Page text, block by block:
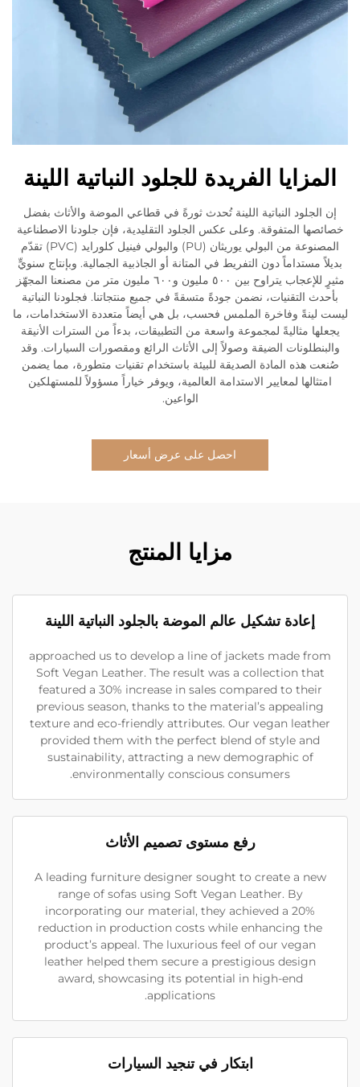
المزايا الفريدة للجلود النباتية اللينة
إن الجلود النباتية اللينة تُحدث ثورةً في قطاعي الموضة والأثاث بفضل
خصائصها المتفوقة. وعلى عكس الجلود التقليدية، فإن جلودنا الاصطناعية
المصنوعة من البولي يوريثان (PU) والبولي فينيل كلورايد (PVC) تقدّم
بديلاً مستداماً دون التفريط في المتانة أو الجاذبية الجمالية. وبإنتاج سنويٍّ
مثيرٍ للإعجاب يتراوح بين ٥٠٠ مليون و٦٠٠ مليون متر من مصنعنا المجهّز
بأحدث التقنيات، نضمن جودةً متسقةً في جميع منتجاتنا. فجلودنا النباتية
ليست لينةً وفاخرة الملمس فحسب، بل هي أيضاً متعددة الاستخدامات، ما
يجعلها مثاليةً لمجموعة واسعة من التطبيقات، بدءاً من السترات الأنيقة
والبنطلونات الضيقة وصولاً إلى الأثاث الرائع ومقصورات السيارات. وقد
صُنعت هذه المادة الصديقة للبيئة باستخدام تقنيات متطورة، مما يضمن
امتثالها لمعايير الاستدامة العالمية، ويوفر خياراً مسؤولاً للمستهلكين
الواعين.
احصل على عرض أسعار
مزايا المنتج
إعادة تشكيل عالم الموضة بالجلود النباتية اللينة
approached us to develop a line of jackets made from
Soft Vegan Leather. The result was a collection that
featured a 30% increase in sales compared to their
previous season, thanks to the material’s appealing
texture and eco-friendly attributes. Our vegan leather
provided them with the perfect blend of style and
sustainability, attracting a new demographic of
environmentally conscious consumers.
رفع مستوى تصميم الأثاث
A leading furniture designer sought to create a new
range of sofas using Soft Vegan Leather. By
incorporating our material, they achieved a 20%
reduction in production costs while enhancing the
product’s appeal. The luxurious feel of our vegan
leather helped them secure a prestigious design
award, showcasing its potential in high-end
applications.
ابتكار في تنجيد السيارات